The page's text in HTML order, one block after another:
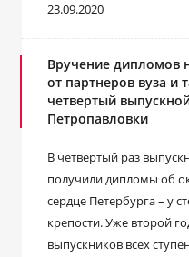
23.09.2020
Вручение дипломов
от партнеров вуза и
четвертый
Петропавловки
В четвертый раз
получили дипломы об
сердце Петербурга – у
крепости. Уже второй
выпускников всех